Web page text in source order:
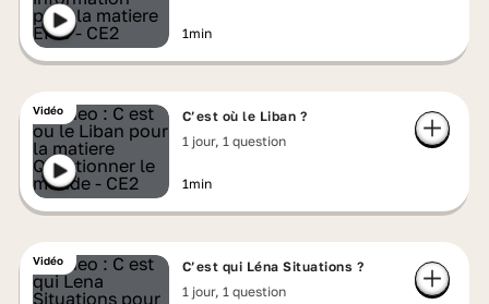
1min
Vidéo
C’est où le Liban ?
1 jour, 1 question
1min
Vidéo
C’est qui Léna Situations ?
1 jour, 1 question